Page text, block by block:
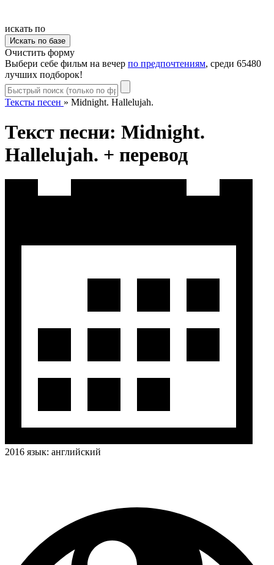
искать по
Очистить форму
Выбери себе фильм на вечер по предпочтениям, среди 65480
лучших подборок!
Тексты песен » Midnight. Hallelujah.
Текст песни: Midnight.
Hallelujah. + перевод
2016 язык: английский